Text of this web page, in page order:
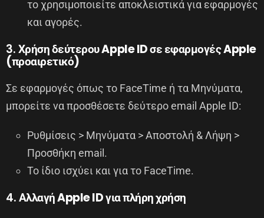
το χρησιμοποιείτε αποκλειστικά για εφαρμογές
και αγορές.
3.Χρήση δεύτερου Apple ID σε εφαρμογές Apple
(προαιρετικό)
Σε εφαρμογές όπως το FaceTime ή τα Μηνύματα,
μπορείτε να προσθέσετε δεύτερο email Apple ID:
Ρυθμίσεις > Μηνύματα > Αποστολή & Λήψη >
Προσθήκη email.
Το ίδιο ισχύει και για το FaceTime.
4.Αλλαγή Apple ID για πλήρη χρήση